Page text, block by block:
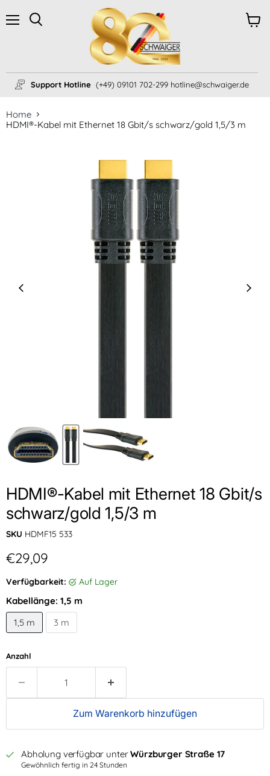
Support Hotline (+49) 09101 702-299 hotline@schwaiger.de
Home
HDMI®-Kabel mit Ethernet 18 Gbit/s schwarz/gold 1,5/3 m
HDMI®-Kabel mit Ethernet 18 Gbit/s
schwarz/gold 1,5/3 m
SKU HDMF15 533
Aktueller Preis
€29,09
Verfügbarkeit: auf Lager
Kabellänge: 1,5 m
1,5 m
3 m
Anzahl
Zum Warenkorb hinzufügen
Abholung verfügbar unterWürzburger Straße 17
Gewöhnlich fertig in 24 Stunden